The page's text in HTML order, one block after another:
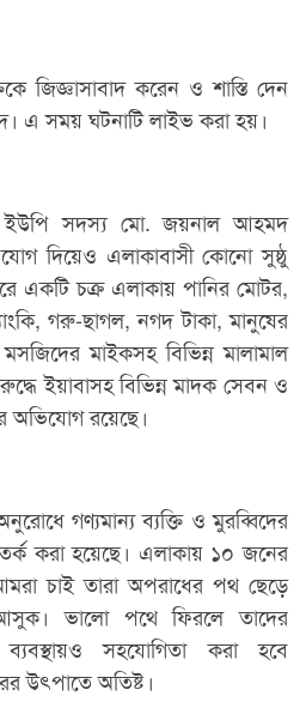
জিজ্ঞাসাবাদ করেন ও শাস্তি দেন
এ সময় ঘটনাটি লাইভ করা হয়।
ইউপি সদস্য মো. জয়নাল আহমদ
দিয়েও এলাকাবাসী কোনো সুষ্ঠু
একটি চক্র এলাকায় পানির মোটর,
গরু-ছাগল, নগদ টাকা, মানুষের
মাইকসহ বিভিন্ন মালামাল
ইয়াবাসহ বিভিন্ন মাদক সেবন ও
অভিযোগ রয়েছে।
গণ্যমান্য ব্যক্তি ও মুরব্বিদের
করা হয়েছে। এলাকায় ১০ জনের
চাই তারা অপরাধের পথ ছেড়ে
আসুক। ভালো পথে ফিরলে তাদের
সহযোগিতা করা হবে
উৎপাতে অতিষ্ট।